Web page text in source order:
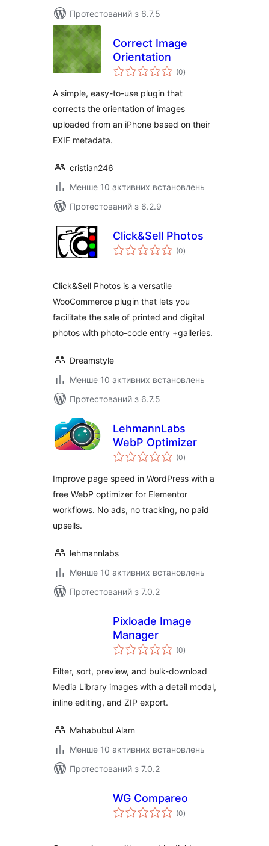
Протестований з 6.7.5
Correct Image
Orientation
(0загальний
рейтинг
)
A simple, easy-to-use plugin that
corrects the orientation of images
uploaded from an iPhone based on their
EXIF metadata.
cristian246
Менше 10 активних встановлень
Протестований з 6.2.9
Click&Sell Photos
(0загальний
рейтинг
)
Click&Sell Photos is a versatile
WooCommerce plugin that lets you
facilitate the sale of printed and digital
photos with photo-code entry +galleries.
Dreamstyle
Менше 10 активних встановлень
Протестований з 6.7.5
LehmannLabs
WebP Optimizer
(0загальний
рейтинг
)
Improve page speed in WordPress with a
free WebP optimizer for Elementor
workflows. No ads, no tracking, no paid
upsells.
lehmannlabs
Менше 10 активних встановлень
Протестований з 7.0.2
Pixloade Image
Manager
(0загальний
рейтинг
)
Filter, sort, preview, and bulk-download
Media Library images with a detail modal,
inline editing, and ZIP export.
Mahabubul Alam
Менше 10 активних встановлень
Протестований з 7.0.2
WG Compareo
(0загальний
рейтинг
)